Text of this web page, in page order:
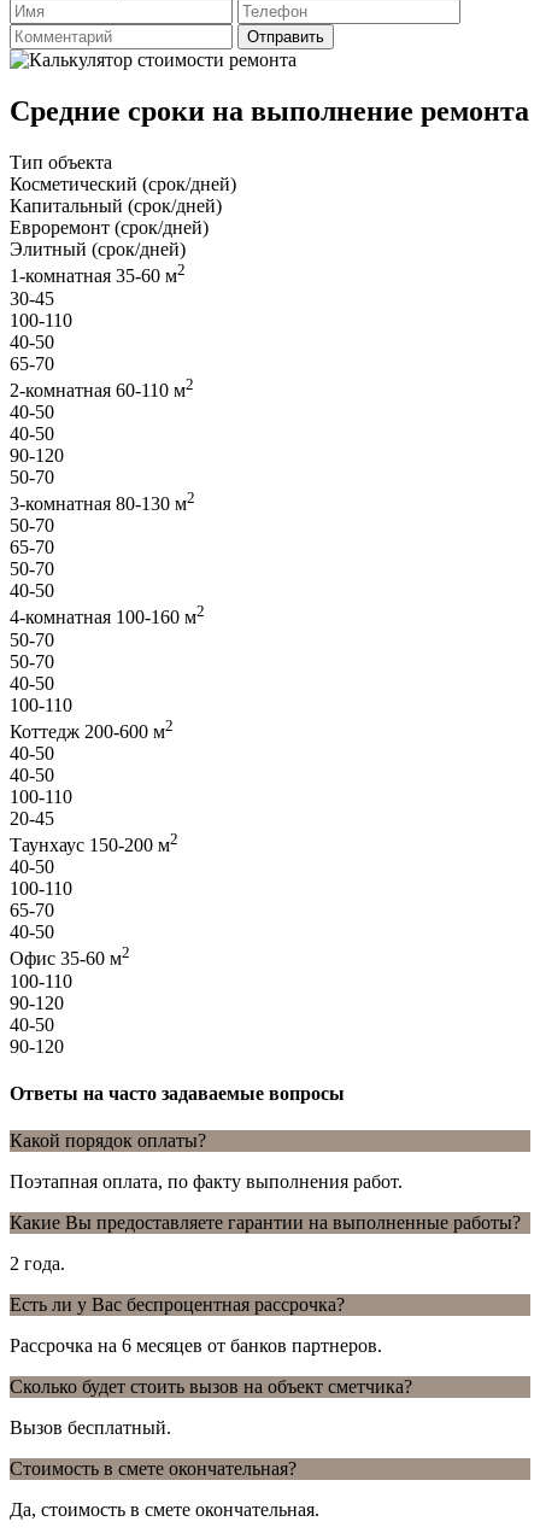
Отправить
Средние сроки на выполнение ремонта
Тип объекта
Косметический (срок/дней)
Капитальный (срок/дней)
Евроремонт (срок/дней)
Элитный (срок/дней)
1-комнатная 35-60 м2
30-45
100-110
40-50
65-70
2-комнатная 60-110 м2
40-50
40-50
90-120
50-70
3-комнатная 80-130 м2
50-70
65-70
50-70
40-50
4-комнатная 100-160 м2
50-70
50-70
40-50
100-110
Коттедж 200-600 м2
40-50
40-50
100-110
20-45
Таунхаус 150-200 м2
40-50
100-110
65-70
40-50
Офис 35-60 м2
100-110
90-120
40-50
90-120
Ответы на часто задаваемые вопросы
Какой порядок оплаты?
Поэтапная оплата, по факту выполнения работ.
Какие Вы предоставляете гарантии на выполненные работы?
2 года.
Есть ли у Вас беспроцентная рассрочка?
Рассрочка на 6 месяцев от банков партнеров.
Сколько будет стоить вызов на объект сметчика?
Вызов бесплатный.
Стоимость в смете окончательная?
Да, стоимость в смете окончательная.